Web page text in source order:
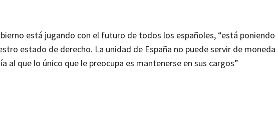
está jugando con el futuro de todos los españoles, “está poniendo
estado de derecho. La unidad de España no puede servir de moneda
al que lo único que le preocupa es mantenerse en sus cargos”